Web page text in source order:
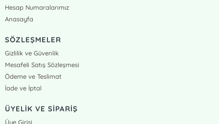
Hesap Numaralarımız
Anasayfa
SÖZLEŞMELER
Gizlilik ve Güvenlik
Mesafeli Satış Sözleşmesi
Ödeme ve Teslimat
İade ve İptal
ÜYELİK VE SİPARİŞ
Üye Girişi